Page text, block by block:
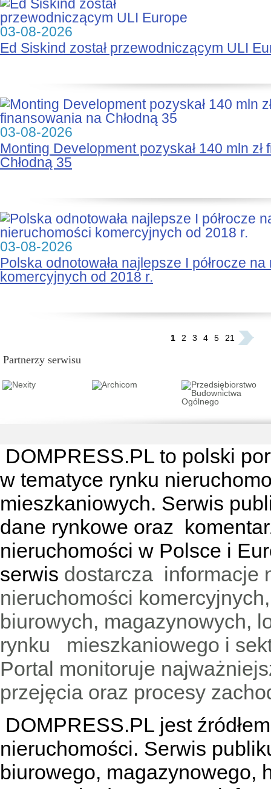
03-08-2026
Ed Siskind został przewodniczącym ULI
03-08-2026
Monting Development pozyskał 140 mln zł
Chłodną 35
03-08-2026
Polska odnotowała najlepsze I półrocze
komercyjnych od 2018 r.
1 2 3 4 5 21
Partnerzy serwisu
DOMPRESS.PL to polski
w tematyce rynku
mieszkaniowych. Serwis
dane rynkowe oraz
nieruchomości w Polsce i
serwis dostarcza informacje
nieruchomości
biurowych, magazynowych,
rynku mieszkaniowego i
Portal monitoruje
przejęcia oraz procesy
DOMPRESS.PL jest
nieruchomości. Serwis
biurowego, magazynowego,